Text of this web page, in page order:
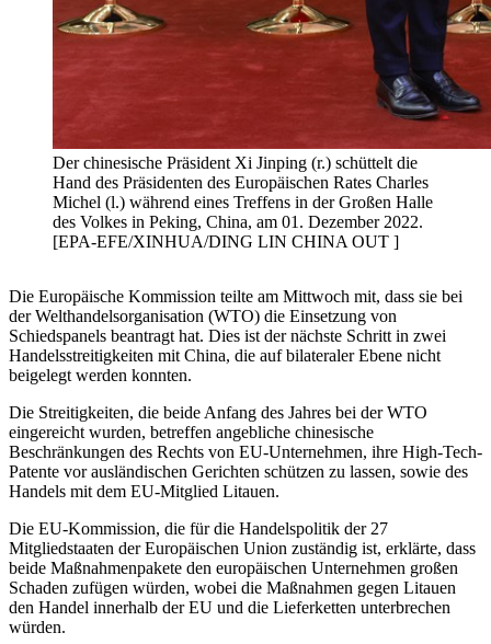
Der chinesische Präsident Xi Jinping (r.) schüttelt die
Hand des Präsidenten des Europäischen Rates Charles
Michel (l.) während eines Treffens in der Großen Halle
des Volkes in Peking, China, am 01. Dezember 2022.
[EPA-EFE/XINHUA/DING LIN CHINA OUT ]
Die Europäische Kommission teilte am Mittwoch mit, dass sie bei
der Welthandelsorganisation (WTO) die Einsetzung von
Schiedspanels beantragt hat. Dies ist der nächste Schritt in zwei
Handelsstreitigkeiten mit China, die auf bilateraler Ebene nicht
beigelegt werden konnten.
Die Streitigkeiten, die beide Anfang des Jahres bei der WTO
eingereicht wurden, betreffen angebliche chinesische
Beschränkungen des Rechts von EU-Unternehmen, ihre High-Tech-
Patente vor ausländischen Gerichten schützen zu lassen, sowie des
Handels mit dem EU-Mitglied Litauen.
Die EU-Kommission, die für die Handelspolitik der 27
Mitgliedstaaten der Europäischen Union zuständig ist, erklärte, dass
beide Maßnahmenpakete den europäischen Unternehmen großen
Schaden zufügen würden, wobei die Maßnahmen gegen Litauen
den Handel innerhalb der EU und die Lieferketten unterbrechen
würden.